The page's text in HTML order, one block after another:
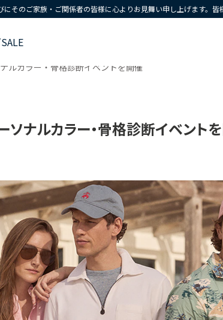
そのご家族・ご関係者の皆様に心よりお見舞い申し上げます。
SALE
ルカラー・骨格診断イベントを開催
ソナルカラー・骨格診断イベント